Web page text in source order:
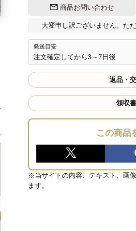
商品お問い合わせ
大変申し訳ございません。た
発送目安
注文確定してから3～7日後
返品・
領収
この商品
※当サイトの内容、テキスト、画
ます。